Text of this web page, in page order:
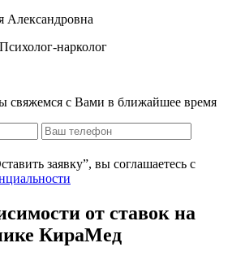
Александровна
нарколог
свяжемся с Вами в ближайшее время
заявку”, вы соглашаетесь с
от ставок на
КираМед